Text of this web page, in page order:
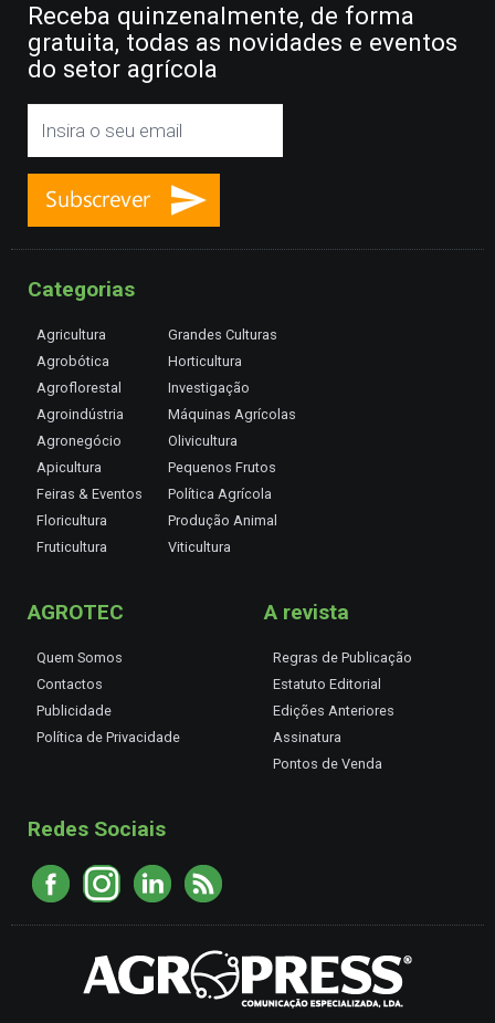
Receba quinzenalmente, de forma
gratuita, todas as novidades e eventos
do setor agrícola
Categorias
Agricultura
Agrobótica
Agroflorestal
Agroindústria
Agronegócio
Apicultura
Feiras & Eventos
Floricultura
Fruticultura
Grandes Culturas
Horticultura
Investigação
Máquinas Agrícolas
Olivicultura
Pequenos Frutos
Política Agrícola
Produção Animal
Viticultura
AGROTEC
Quem Somos
Contactos
Publicidade
Política de Privacidade
A revista
Regras de Publicação
Estatuto Editorial
Edições Anteriores
Assinatura
Pontos de Venda
Redes Sociais